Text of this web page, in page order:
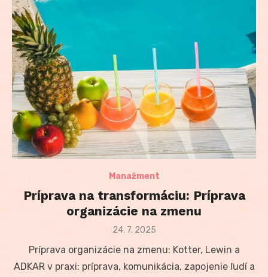
Manažment
Príprava na transformáciu: Príprava
organizácie na zmenu
Posted
24. 7. 2025
Príprava organizácie na zmenu: Kotter, Lewin a
ADKAR v praxi: príprava, komunikácia, zapojenie ľudí a